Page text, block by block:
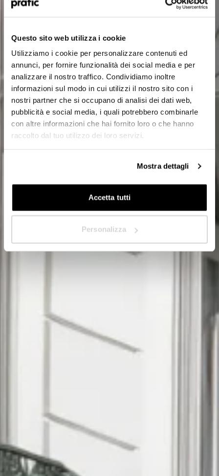
Questo sito web utilizza i cookie
Utilizziamo i cookie per personalizzare contenuti ed
annunci, per fornire funzionalità dei social media e per
analizzare il nostro traffico. Condividiamo inoltre
informazioni sul modo in cui utilizzi il nostro sito con i
nostri partner che si occupano di analisi dei dati web,
pubblicità e social media, i quali potrebbero combinarle
con altre informazioni che hai fornito loro o che hanno
raccolto dal tuo utilizzo dei loro servizi.
Mostra dettagli
Accetta tutti
Personalizza
Quel est le profil qui vous correspond le mieux
HoReCa
Concepteur/Planificateur
Particulier
Distributeur
Suivant